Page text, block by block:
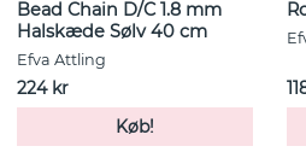
Bead Chain D/C 1.8 mm
Halskæde Sølv 40 cm
Efva Attling
224 kr
Køb!
rabat på dit første køb.
Du modtager rabatkoden i